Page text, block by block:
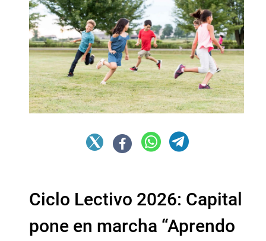
Ciclo Lectivo 2026: Capital
pone en marcha “Aprendo